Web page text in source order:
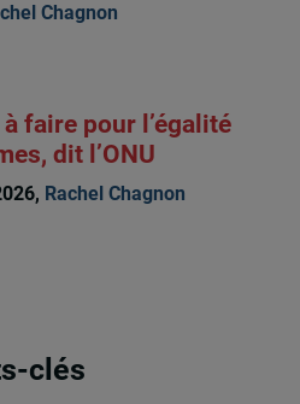
Chagnon
faire pour l’égalité
dit l’ONU
Rachel Chagnon
clés